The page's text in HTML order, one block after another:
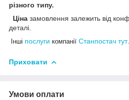
різного типу.
Ціна замовлення залежить від
деталі.
Інші послуги компанії Станпостач тут.
Приховати
Умови оплати